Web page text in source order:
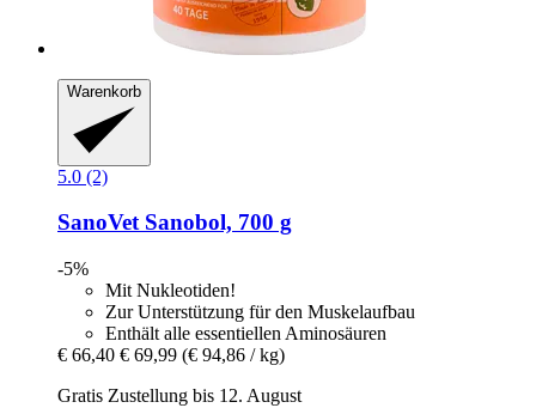
Warenkorb
5.0 (2)
SanoVetSanobol, 700 g
-5%
Mit Nukleotiden!
Zur Unterstützung für den Muskelaufbau
Enthält alle essentiellen Aminosäuren
€ 66,40 € 69,99 (€ 94,86 / kg)
Gratis Zustellung bis 12. August